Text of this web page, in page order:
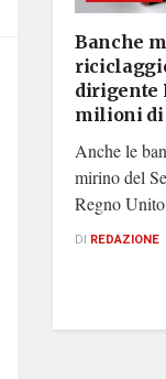
Banche
dirigente
milioni
Anche le
mirino del
Regno
DI REDAZIONE